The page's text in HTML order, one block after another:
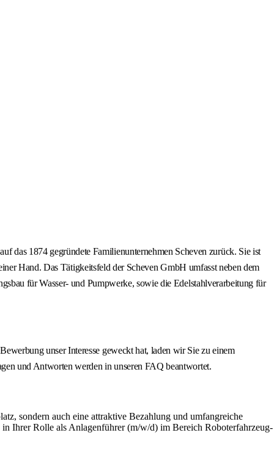
das 1874 gegründete Familienunternehmen Scheven zurück. Sie ist
Hand. Das Tätigkeitsfeld der Scheven GmbH umfasst neben dem
für Wasser- und Pumpwerke, sowie die Edelstahlverarbeitung für
unser Interesse geweckt hat, laden wir Sie zu einem
und Antworten werden in unseren FAQ beantwortet.
sondern auch eine attraktive Bezahlung und umfangreiche
Ihrer Rolle als Anlagenführer (m/w/d) im Bereich Roboterfahrzeug-